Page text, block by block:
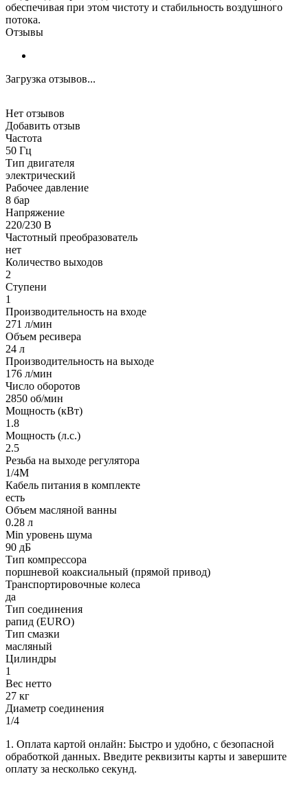
обеспечивая при этом чистоту и стабильность воздушного
потока.
Отзывы
Загрузка отзывов...
Нет отзывов
Добавить отзыв
Частота
50 Гц
Тип двигателя
электрический
Рабочее давление
8 бар
Напряжение
220/230 В
Частотный преобразователь
нет
Количество выходов
2
Ступени
1
Производительность на входе
271 л/мин
Объем ресивера
24 л
Производительность на выходе
176 л/мин
Число оборотов
2850 об/мин
Мощность (кВт)
1.8
Мощность (л.с.)
2.5
Резьба на выходе регулятора
1/4M
Кабель питания в комплекте
есть
Объем масляной ванны
0.28 л
Min уровень шума
90 дБ
Тип компрессора
поршневой коаксиальный (прямой привод)
Транспортировочные колеса
да
Тип соединения
рапид (EURO)
Тип смазки
масляный
Цилиндры
1
Вес нетто
27 кг
Диаметр соединения
1/4
1. Оплата картой онлайн: Быстро и удобно, с безопасной
обработкой данных. Введите реквизиты карты и завершите
оплату за несколько секунд.